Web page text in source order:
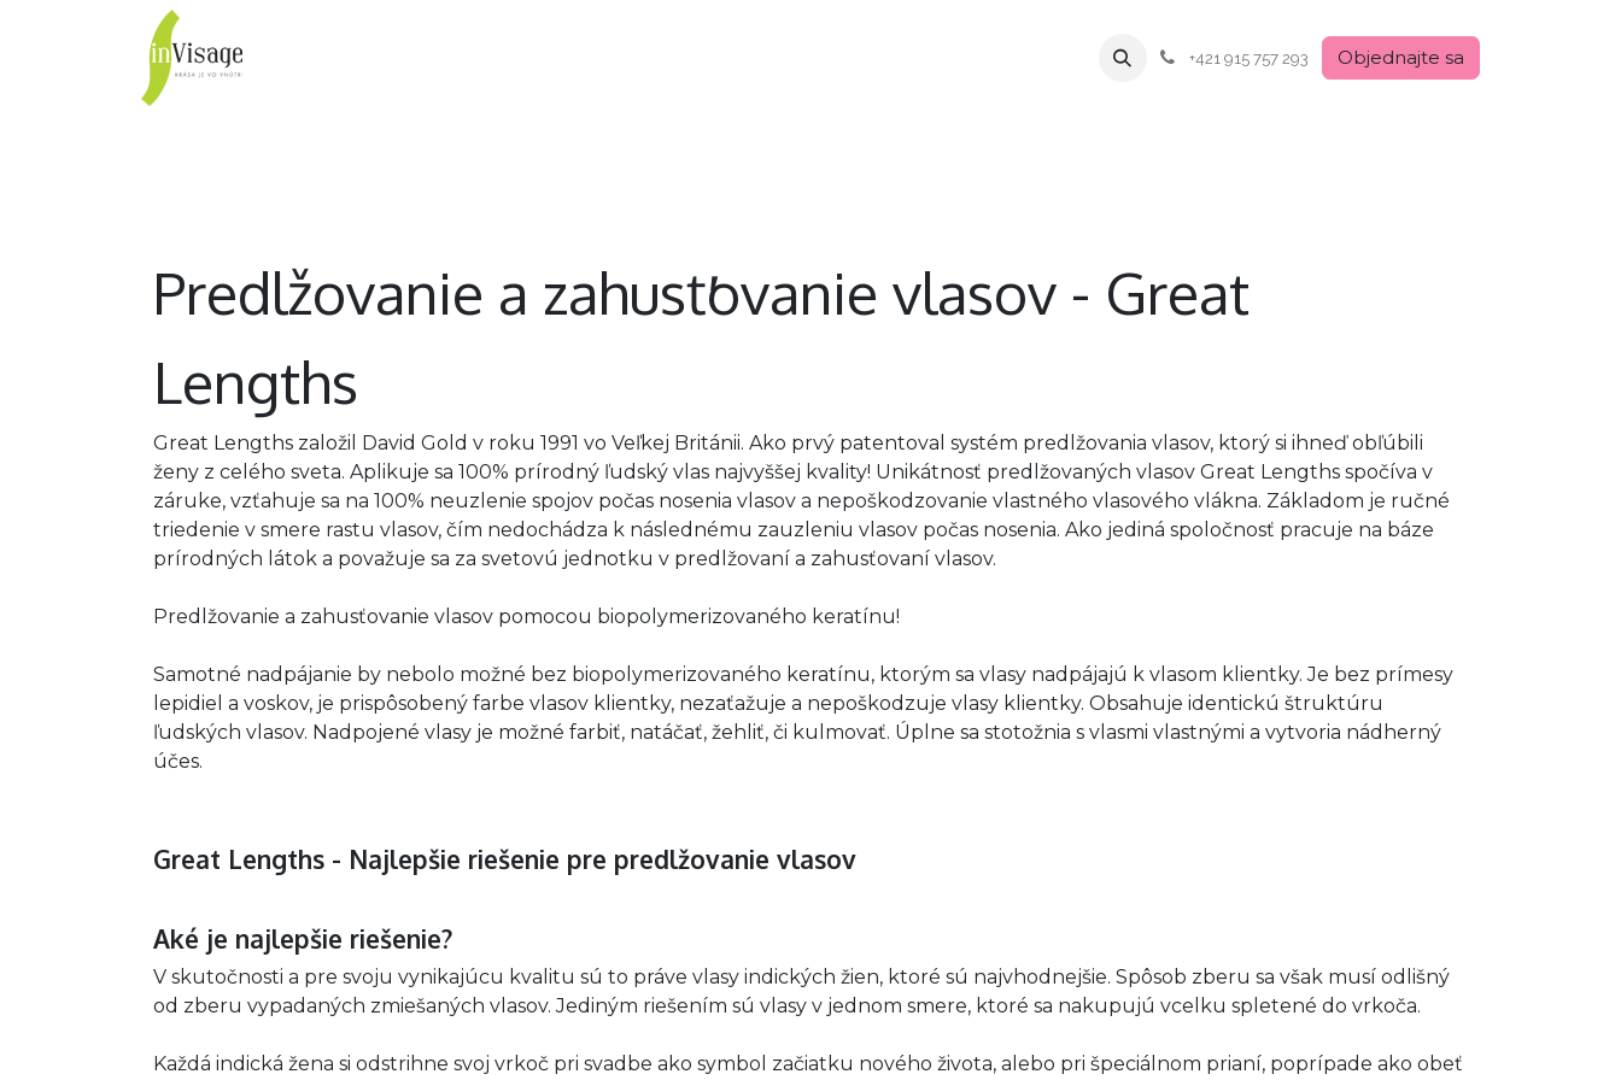
+421 915 757 293 Objednajte sa
Predlžovanie a zahusťovanie vlasov - Great
Lengths
Great Lengths založil David Gold v roku 1991 vo Veľkej Británii. Ako prvý patentoval systém predlžovania vlasov, ktorý si ihneď obľúbili
ženy z celého sveta. Aplikuje sa 100% prírodný ľudský vlas najvyššej kvality! Unikátnosť predlžovaných vlasov Great Lengths spočíva v
záruke, vzťahuje sa na 100% neuzlenie spojov počas nosenia vlasov a nepoškodzovanie vlastného vlasového vlákna. Základom je ručné
triedenie v smere rastu vlasov, čím nedochádza k následnému zauzleniu vlasov počas nosenia. Ako jediná spoločnosť pracuje na báze
prírodných látok a považuje sa za svetovú jednotku v predlžovaní a zahusťovaní vlasov.
Predlžovanie a zahusťovanie vlasov pomocou biopolymerizovaného keratínu!
Samotné nadpájanie by nebolo možné bez biopolymerizovaného keratínu, ktorým sa vlasy nadpájajú k vlasom klientky. Je bez prímesy
lepidiel a voskov, je prispôsobený farbe vlasov klientky, nezaťažuje a nepoškodzuje vlasy klientky. Obsahuje identickú štruktúru
ľudských vlasov. Nadpojené vlasy je možné farbiť, natáčať, žehliť, či kulmovať. Úplne sa stotožnia s vlasmi vlastnými a vytvoria nádherný
účes.
Great Lengths - Najlepšie riešenie pre predlžovanie vlasov
Aké je najlepšie riešenie?
V skutočnosti a pre svoju vynikajúcu kvalitu sú to práve vlasy indických žien, ktoré sú najvhodnejšie. Spôsob zberu sa však musí odlišný
od zberu vypadaných zmiešaných vlasov. Jediným riešením sú vlasy v jednom smere, ktoré sa nakupujú vcelku spletené do vrkoča.
Každá indická žena si odstrihne svoj vrkoč pri svadbe ako symbol začiatku nového života, alebo pri špeciálnom prianí, poprípade ako obeť